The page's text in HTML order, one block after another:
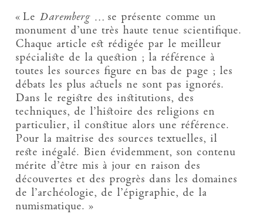
« Le Daremberg… se présente comme un
monument d’une très haute tenue scientifique.
Chaque article est rédigée par le meilleur
spécialiste de la question ; la référence à
toutes les sources figure en bas de page ; les
débats les plus actuels ne sont pas ignorés.
Dans le registre des institutions, des
techniques, de l’histoire des religions en
particulier, il constitue alors une référence.
Pour la maîtrise des sources textuelles, il
reste inégalé. Bien évidemment, son contenu
mérite d’être mis à jour en raison des
découvertes et des progrès dans les domaines
de l’archéologie, de l’épigraphie, de la
numismatique. »